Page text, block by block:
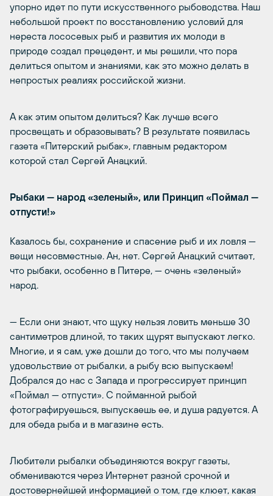
упорно идет по пути искусственного рыбоводства. Наш
небольшой проект по восстановлению условий для
нереста лососевых рыб и развития их молоди в
природе создал прецедент, и мы решили, что пора
делиться опытом и знаниями, как это можно делать в
непростых реалиях российской жизни.
А как этим опытом делиться? Как лучше всего
просвещать и образовывать? В результате появилась
газета «Питерский рыбак», главным редактором
которой стал Сергей Анацкий.
Рыбаки — народ «зеленый», или Принцип «Поймал —
отпусти!»
Казалось бы, сохранение и спасение рыб и их ловля —
вещи несовместные. Ан, нет. Сергей Анацкий считает,
что рыбаки, особенно в Питере, — очень «зеленый»
народ.
— Если они знают, что щуку нельзя ловить меньше 30
сантиметров длиной, то таких щурят выпускают легко.
Многие, и я сам, уже дошли до того, что мы получаем
удовольствие от рыбалки, а рыбу всю выпускаем!
Добрался до нас с Запада и прогрессирует принцип
«Поймал — отпусти». С пойманной рыбой
фотографируешься, выпускаешь ее, и душа радуется. А
для обеда рыба и в магазине есть.
Любители рыбалки объединяются вокруг газеты,
обмениваются через Интернет разной срочной и
достовернейшей информацией о том, где клюет, какая